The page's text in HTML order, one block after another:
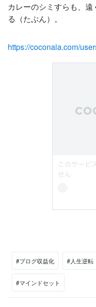
カレーのシミすらも、
る（たぶん）。
https://coconala.com/
#ブログ収益化 #人生逆転
#マインドセット